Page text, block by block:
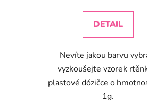
DETAIL
Nevíte jakou barvu
vyzkoušejte vzorek
plastové dózičce o
1g.